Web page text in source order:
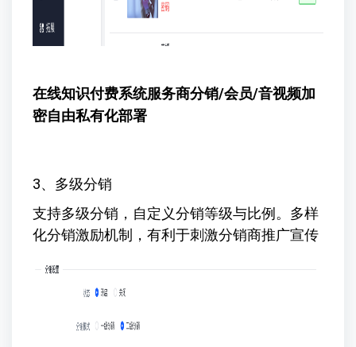
在线知识付费系统服务商分销/会员/音视频加
密自由私有化部署
3、多级分销
支持多级分销，自定义分销等级与比例。多样
化分销激励机制，有利于刺激分销商推广宣传